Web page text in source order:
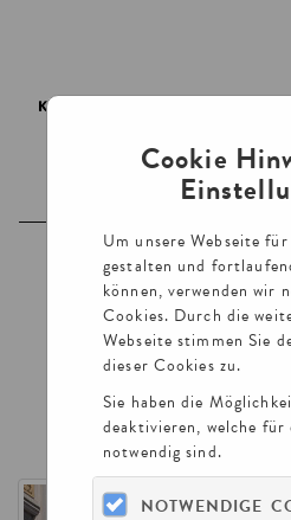
Cookie
Um unsere Webseite
gestalten und
können, verwenden wir
Cookies. Durch die
Webseite stimmen Sie
dieser Cookies zu.
Sie haben die
deaktivieren, welche
notwendig sind.
NOTWENDIGE
TICKETS
FÜHRUNGEN
GUTSCHEINE
VORTRÄGE UND